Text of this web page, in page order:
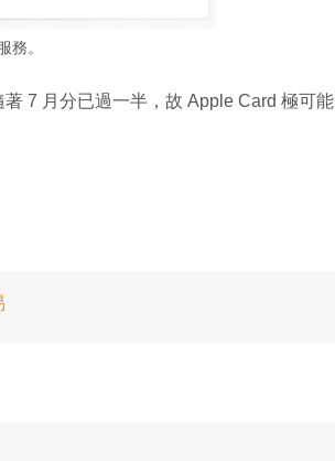
務。
7 月分已過一半，故 Apple Card 極可能